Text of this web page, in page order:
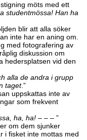
möts med ett
studentmössa! Han ha
blir att alla söker
inte har en aning om.
med fotografering av
diskussion om
hedersplatsen vid den
alla de andra i grupp
taget.”
uppskattas inte av
som frekvent
ha, ha! – – – ”
om dem sjunker
i fisket inte mottas med